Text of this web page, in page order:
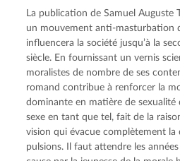
La publication de Samuel Auguste
un mouvement anti-masturbation
influencera la société jusqu’à la
siècle. En fournissant un vernis
moralistes de nombre de ses
romand contribue à renforcer la
dominante en matière de sexualité
sexe en tant que tel, fait de la
vision qui évacue complètement
pulsions. Il faut attendre les